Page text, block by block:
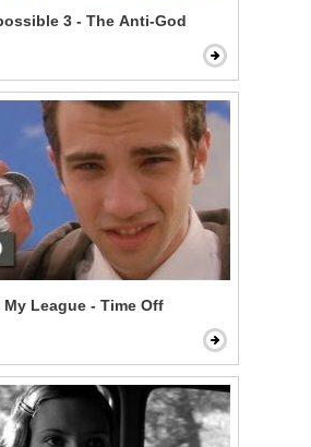
3 - The Anti-God
League - Time Off